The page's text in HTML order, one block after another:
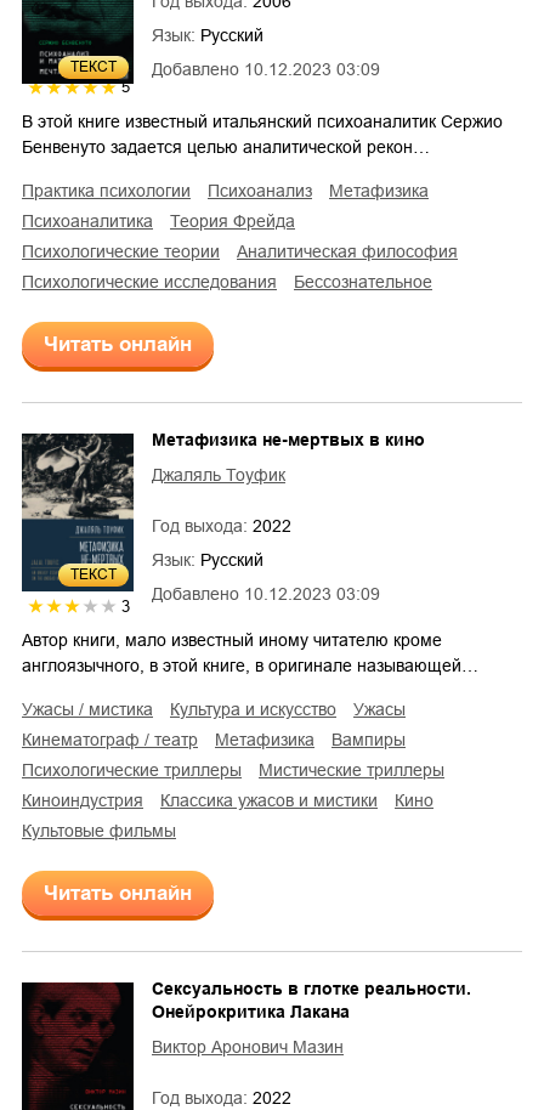
ТЕКСТ
5
Добавлено 10.12.2023 03:09
Язык: Русский
В этой книге известный итальянский психоаналитик Сержио
Бенвенуто задается целью аналитической рекон…
практика психологии психоанализ
метафизика
психоаналитика
теория Фрейда
психологические теории
аналитическая философия
психологические исследования
бессознательное
Читать онлайн
ТЕКСТ
3
Добавлено 10.12.2023 03:09
Метафизика не-мертвых в кино
Джаляль Тоуфик
Год выхода: 2022
Язык: Русский
Автор книги, мало известный иному читателю кроме
англоязычного, в этой книге, в оригинале называющей…
ужасы / мистика культура и искусство
ужасы
кинематограф / театр
метафизика
вампиры
психологические триллеры
мистические триллеры
киноиндустрия
классика ужасов и мистики
кино
культовые фильмы
Читать онлайн
Сексуальность в глотке реальности.
Онейрокритика Лакана
Виктор Аронович Мазин
Год выхода: 2022